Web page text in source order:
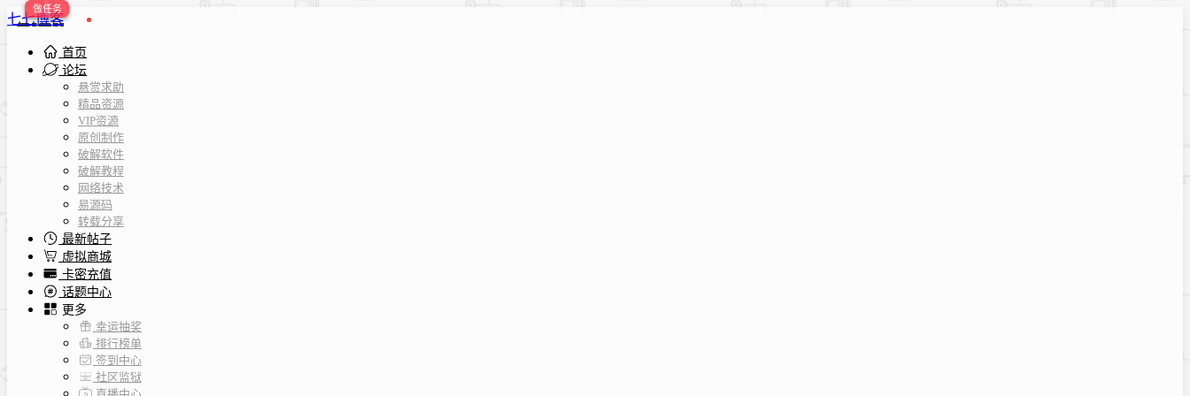
七七博客
首页
论坛
悬赏求助
精品资源
VIP资源
原创制作
破解软件
破解教程
网络技术
易源码
转载分享
最新帖子
虚拟商城
卡密充值
话题中心
更多
幸运抽奖
排行榜单
签到中心
社区监狱